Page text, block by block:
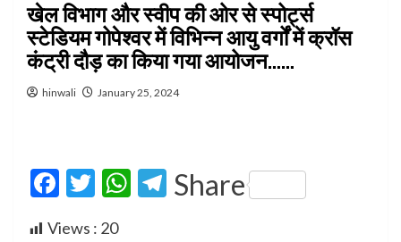
खेल विभाग और स्वीप की ओर से स्पोर्ट्स
स्टेडियम गोपेश्वर में विभिन्न आयु वर्गों में क्रॉस
कंट्री दौड़ का किया गया आयोजन……
hinwali January 25, 2024
Facebook
Twitter
WhatsApp
Telegram
Share
Views : 20